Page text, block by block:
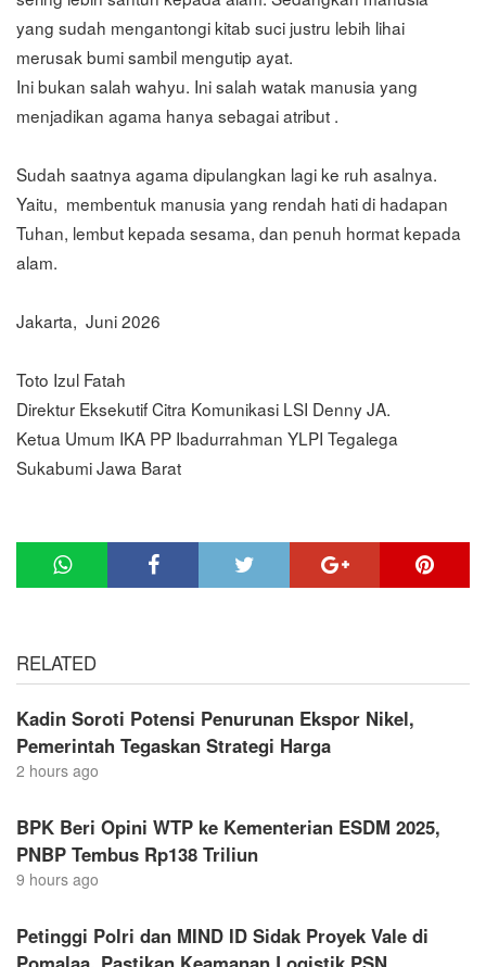
yang sudah mengantongi kitab suci justru lebih lihai
merusak bumi sambil mengutip ayat.
Ini bukan salah wahyu. Ini salah watak manusia yang
menjadikan agama hanya sebagai atribut .
Sudah saatnya agama dipulangkan lagi ke ruh asalnya.
Yaitu, membentuk manusia yang rendah hati di hadapan
Tuhan, lembut kepada sesama, dan penuh hormat kepada
alam.
Jakarta, Juni 2026
Toto Izul Fatah
Direktur Eksekutif Citra Komunikasi LSI Denny JA.
Ketua Umum IKA PP Ibadurrahman YLPI Tegalega
Sukabumi Jawa Barat
RELATED
Kadin Soroti Potensi Penurunan Ekspor Nikel,
Pemerintah Tegaskan Strategi Harga
2 hours ago
BPK Beri Opini WTP ke Kementerian ESDM 2025,
PNBP Tembus Rp138 Triliun
9 hours ago
Petinggi Polri dan MIND ID Sidak Proyek Vale di